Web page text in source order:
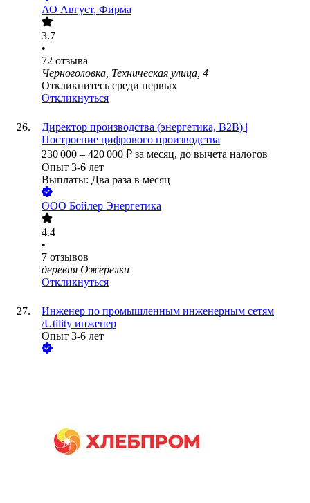
АО Август, Фирма
3.7
•
72 отзыва
Черноголовка, Техническая улица, 4
Откликнитесь среди первых
Откликнуться
Директор производства (энергетика, B2B) |
Построение цифрового производства
230 000 – 420 000 ₽ за месяц, до вычета налогов
Опыт 3-6 лет
Выплаты: Два раза в месяц
ООО Бойлер Энергетика
4.4
•
7 отзывов
деревня Ожерелки
Откликнуться
Инженер по промышленным инженерным сетям​​​​​​​
/Utility инженер
Опыт 3-6 лет